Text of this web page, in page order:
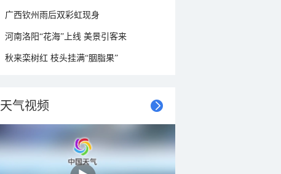
广西钦州雨后双彩虹现身
河南洛阳“花海”上线 美景引客来
秋来栾树红 枝头挂满“胭脂果”
天气视频